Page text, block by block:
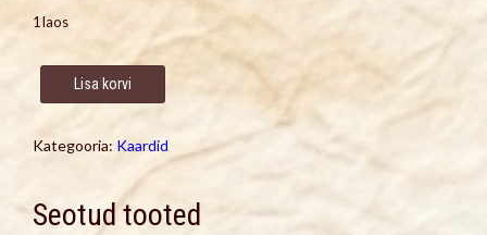
1 laos
Õnnitluskaart
katsikuks
Lisa korvi
Kategooria: Kaardid
Seotud tooted